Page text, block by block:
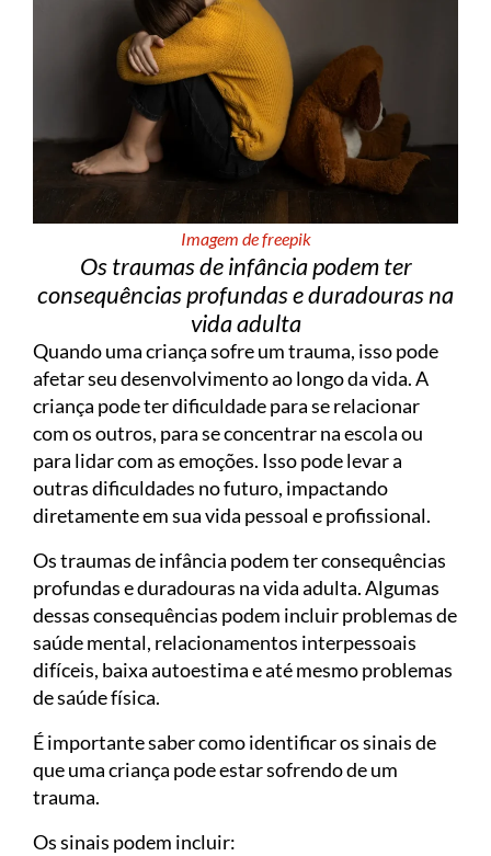
Imagem de freepik
Os traumas de infância podem ter
consequências profundas e duradouras na
vida adulta
Quando uma criança sofre um trauma, isso pode
afetar seu desenvolvimento ao longo da vida. A
criança pode ter dificuldade para se relacionar
com os outros, para se concentrar na escola ou
para lidar com as emoções. Isso pode levar a
outras dificuldades no futuro, impactando
diretamente em sua vida pessoal e profissional.
Os traumas de infância podem ter consequências
profundas e duradouras na vida adulta. Algumas
dessas consequências podem incluir problemas de
saúde mental, relacionamentos interpessoais
difíceis, baixa autoestima e até mesmo problemas
de saúde física.
É importante saber como identificar os sinais de
que uma criança pode estar sofrendo de um
trauma.
Os sinais podem incluir: